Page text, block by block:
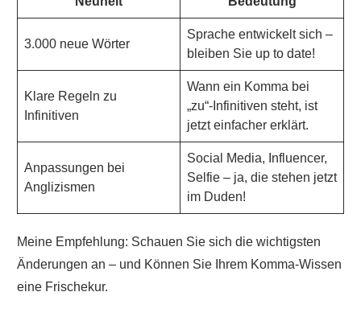
3.000 neue Wörter
Sprache entwickelt sich –
bleiben Sie up to date!
Klare Regeln zu
Infinitiven
Wann ein Komma bei
„zu“-Infinitiven steht, ist
jetzt einfacher erklärt.
Anpassungen bei
Anglizismen
Social Media, Influencer,
Selfie – ja, die stehen jetzt
im Duden!
Meine Empfehlung: Schauen Sie sich die wichtigsten
Änderungen an – und Können Sie Ihrem Komma-Wissen
eine Frischekur.